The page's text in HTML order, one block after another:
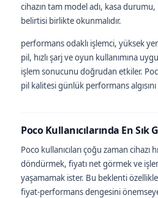
cihazın tam model adı, kasa durumu,
belirtisi birlikte okunmalıdır.
performans odaklı işlemci, yüksek
pil, hızlı şarj ve oyun kullanımına
işlem sonucunu doğrudan etkiler.
pil kalitesi günlük performans
Poco Kullanıcılarında En
Poco kullanıcıları çoğu zaman cihazı
döndürmek, fiyatı net görmek ve
yaşamamak ister. Bu beklenti
fiyat-performans dengesini